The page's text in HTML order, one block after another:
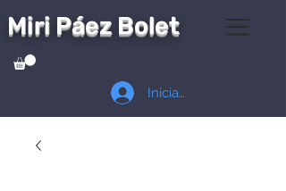
Miri Páez Bolet
Iniciar sesión